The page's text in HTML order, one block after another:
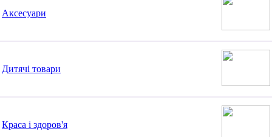
Аксесуари
Дитячі товари
Краса і здоров'я